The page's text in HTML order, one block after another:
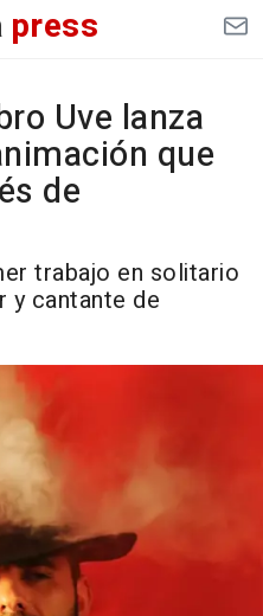
press
Uve lanza
que
de
trabajo en solitario
y cantante de